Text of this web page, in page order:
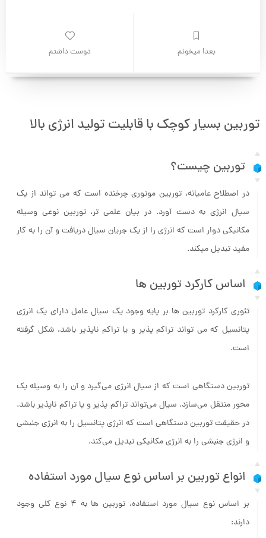
بعدا میخونم دوست داشتم
توربین بسیار کوچک با قابلیت تولید انرژی بالا
توربین چیست؟
در اصطلاح عامیانه، توربین موتوری چرخنده است که می­ تواند از یک
سیال انرژی به دست آورد. در بیان علمی تر، توربین نوعی وسیله
مکانیکی دوار است که انرژی را از یک جریان سیال دریافت و آن را به کار
مفید تبدیل می­کند.
اساس کارکرد توربین ها
تئوری کارکرد توربین ­ها بر پایه وجود یک سیال عامل دارای یک انرژی
پتانسیل که می ­تواند تراکم پذیر و یا تراکم ناپذیر باشد، شکل گرفته
است.
توربین دستگاهی است که از سیال انرژی می‌گیرد و آن را به وسیله یک
محور منتقل می‌سازد. سیال می‌تواند تراکم پذیر و یا تراکم ناپذیر باشد.
در حقیقت توربین دستگاهی است که انرژی پتانسیل را به انرژی جنبشی
و انرژی جنبشی را به انرژی مکانیکی تبدیل می‌کند.
انواع توربین بر اساس نوع سیال مورد استفاده
بر اساس نوع سیال مورد استفاده، توربین ها به 4 نوع کلی وجود
دارند: